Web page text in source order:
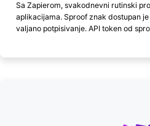
Sa Zapierom, svakodnevni rutinski
aplikacijama. Sproof znak dostupan
valjano potpisivanje. API token od